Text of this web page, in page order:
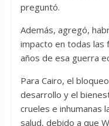
preguntó.
Además, agregó,
impacto en todas las
años de esa guerra
Para Cairo, el
desarrollo y el
crueles e inhumanas
salud, debido a que